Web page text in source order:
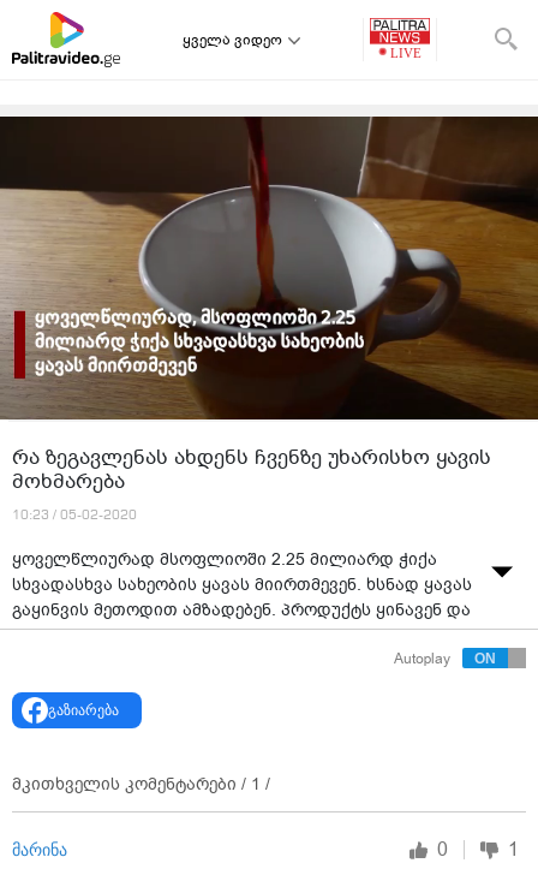
ყველა ვიდეო
რა ზეგავლენას ახდენს ჩვენზე უხარისხო ყავის
მოხმარება
10:23 / 05-02-2020
ყოველწლიურად მსოფლიოში 2.25 მილიარდ ჭიქა
სხვადასხვა სახეობის ყავას მიირთმევენ. ხსნად ყავას
გაყინვის მეთოდით ამზადებენ. პროდუქტს ყინავენ და
შემდეგ მცირე ნაწილაკებად ჭრიან. საბოლოოდ,
Healthguide.net-ის ინფორმაციით, დღეს ხსნადი ყავა
ნატურალური ნივთიერებების მხოლოდ 15%-ს შეიცავს,
ეჭვი, რომ ხსნად ყავას დამატებული აქვს:
სინთეტიკური კოფეინი, ბარდა, სოიო, შვრია, ქერის
ალაო და სტაბილიზატორები. იმის გამო, რომ ხსნად
ყავაში ძალიან მცირეა ნამდვილი კოფეინი, ხშირად
Autoplay
გაზიარება
მკითხველის კომენტარები / 1 /
მარინა 0 1